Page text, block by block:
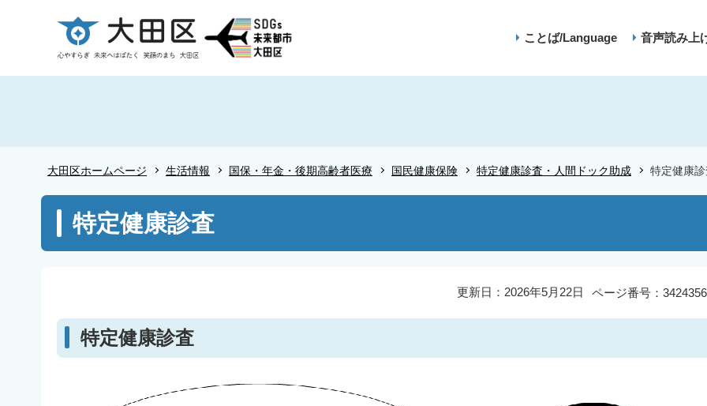
ー
ことば/Language 音声読み上
大田区ホームページ 生活情報 国保・年金・後期高齢者医療 国民健康保険 特定健康診査・人間ドック助成 特定健康
こ
特定健康診査
ページ番号：
更新日：2026年5月22日
特定健康診査